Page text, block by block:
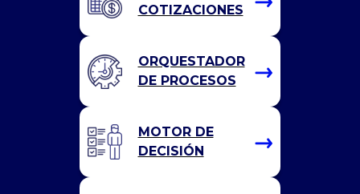
COTIZACIONES
ORQUESTADOR
DE PROCESOS
MOTOR DE
DECISIÓN